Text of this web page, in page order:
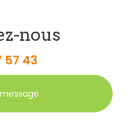
nous
57 43